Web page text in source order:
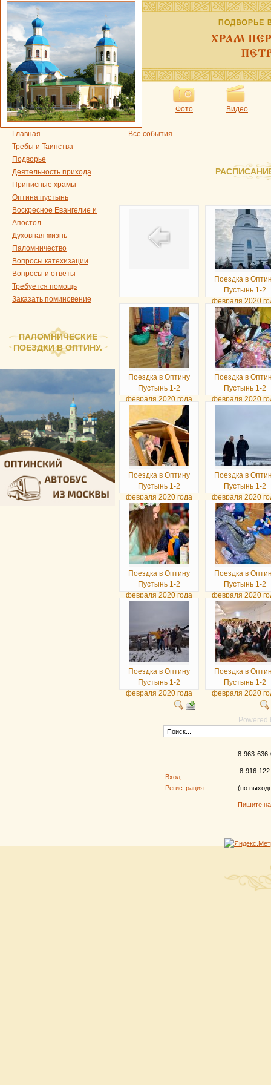
Фото Видео
Главная
Требы и Таинства
Подворье
Деятельность прихода
Приписные храмы
Оптина пустынь
Воскресное Евангелие и
Апостол
Духовная жизнь
Паломничество
Вопросы катехизации
Вопросы и ответы
Требуется помощь
Заказать поминовение
ПАЛОМНИЧЕСКИЕ
ПОЕЗДКИ В ОПТИНУ.
Все события
Поездка в
Пустынь 1-2
февраля 2020
Поездка в Оптину
Пустынь 1-2
февраля 2020 года
Поездка в
Пустынь 1-2
февраля 2020
Поездка в Оптину
Пустынь 1-2
февраля 2020 года
Поездка в
Пустынь 1-2
февраля 2020
Поездка в Оптину
Пустынь 1-2
февраля 2020 года
Поездка в
Пустынь 1-2
февраля 2020
Поездка в Оптину
Пустынь 1-2
февраля 2020 года
Поездка в
Пустынь 1-2
февраля 2020
Powered
Вход
Регистрация
8-963-
8-916-
(по
Пишите